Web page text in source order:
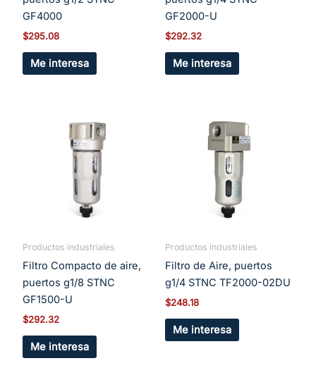
GF4000
$295.08
Me interesa
GF2000-U
$292.32
Me interesa
Productos industriales
Filtro Compacto de aire,
puertos g1/8 STNC
GF1500-U
$292.32
Me interesa
Productos industriales
Filtro de Aire, puertos
g1/4 STNC TF2000-02DU
$248.18
Me interesa